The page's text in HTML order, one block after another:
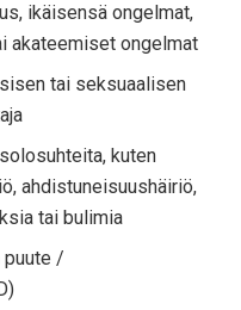
ikäisensä ongelmat,
akateemiset ongelmat
tai seksuaalisen
kuten
ahdistuneisuushäiriö,
tai bulimia
puute /